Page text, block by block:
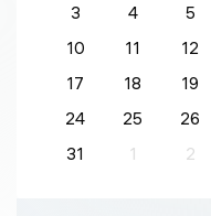
3
4 5
10
11 12
17
18 19
24
25 26
31
1 2